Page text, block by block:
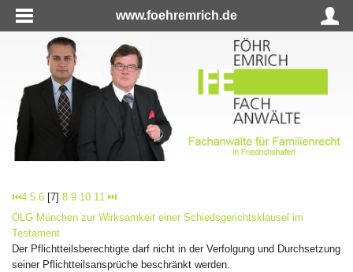
www.foehremrich.de
⏮4 5 6 [7] 8 9 10 11 ⏭
OLG München zur Wirksamkeit einer Schiedsgerichtsklausel im
Testament
Der Pflichtteilsberechtigte darf nicht in der Verfolgung und Durchsetzung
seiner Pflichtteilsansprüche beschränkt werden.